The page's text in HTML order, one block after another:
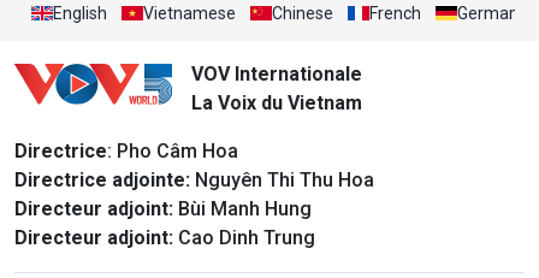
English Vietnamese Chinese French German
VOV Internationale
La Voix du Vietnam
Directrice: Pho Câm Hoa
Directrice adjointe: Nguyên Thi Thu Hoa
Directeur adjoint: Bùi Manh Hung
Directeur adjoint: Cao Dinh Trung